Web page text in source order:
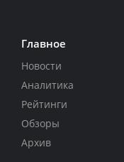
Главное
Новости
Аналитика
Рейтинги
Обзоры
Архив